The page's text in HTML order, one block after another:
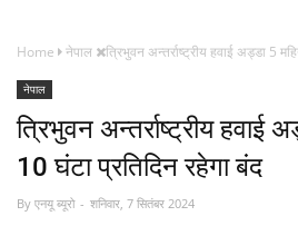
Home नेपाल त्रिभुवन अन्तर्राष्ट्रीय हवाई अड्डा 5
नेपाल
त्रिभुवन अन्तर्राष्ट्रीय हवाई
10 घंटा प्रतिदिन रहेगा बंद
By एनयू ब्यूरो शनिवार, 7 सितंबर 2024